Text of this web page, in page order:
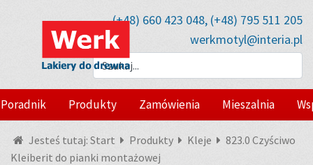
(+48) 660 423 048, (+48) 795 511 205
werkmotyl@interia.pl
Poradnik Produkty Zamówienia Mieszalnia
Jesteś tutaj: Start Produkty Kleje
823.0 Czyściwo
Kleiberit do pianki montażowej